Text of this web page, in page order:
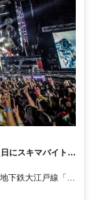
にスキマバイト！
下鉄大江戸線「両